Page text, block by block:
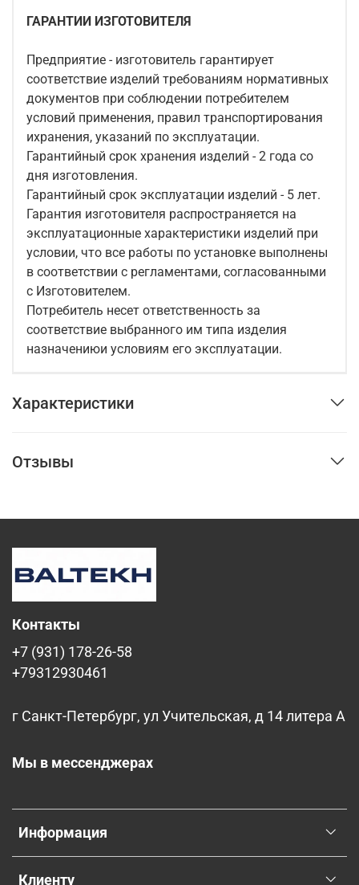
ГАРАНТИИ ИЗГОТОВИТЕЛЯ
Предприятие - изготовитель гарантирует
соответствие изделий требованиям нормативных
документов при соблюдении потребителем
условий применения, правил транспортирования
ихранения, указаний по эксплуатации.
Гарантийный срок хранения изделий - 2 года со
дня изготовления.
Гарантийный срок эксплуатации изделий - 5 лет.
Гарантия изготовителя распространяется на
эксплуатационные характеристики изделий при
условии, что все работы по установке выполнены
в соответствии с регламентами, согласованными
с Изготовителем.
Потребитель несет ответственность за
соответствие выбранного им типа изделия
назначениюи условиям его эксплуатации.
Характеристики
Отзывы
Информация
Клиенту
Контакты
+7 (931) 178-26-58
+79312930461
г Санкт-Петербург, ул Учительская, д 14 литера А
Мы в мессенджерах